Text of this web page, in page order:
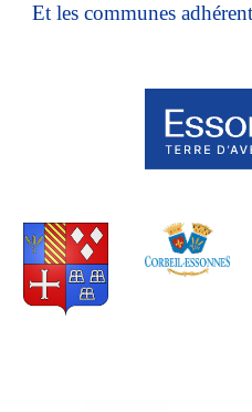
Et les communes